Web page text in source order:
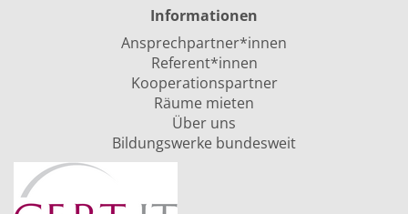
Informationen
Ansprechpartner*innen
Referent*innen
Kooperationspartner
Räume mieten
Über uns
Bildungswerke bundesweit